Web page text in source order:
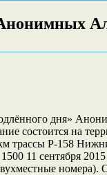
дня»
состоится на
трассы Р-158
11 сентября
номера).